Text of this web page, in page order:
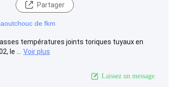
Partager
de fkm
températures joints toriques tuyaux en
le ...
Voir plus
Laissez un message.